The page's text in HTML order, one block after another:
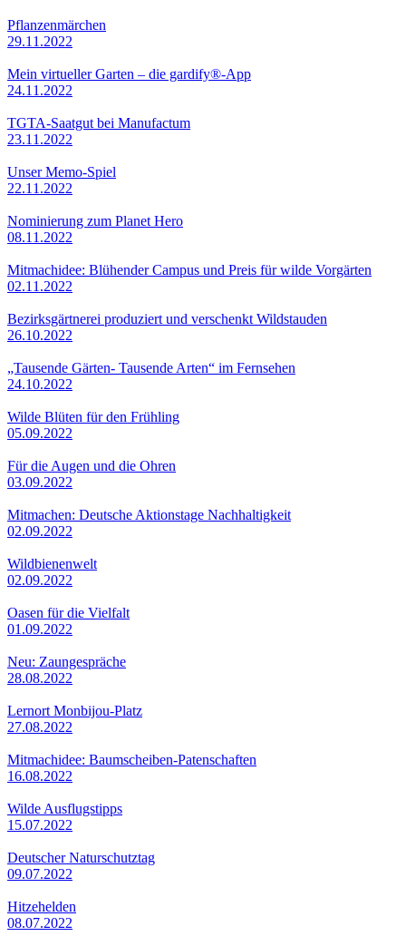
Pflanzenmärchen
29.11.2022
Mein virtueller Garten – die gardify®-App
24.11.2022
TGTA-Saatgut bei Manufactum
23.11.2022
Unser Memo-Spiel
22.11.2022
Nominierung zum Planet Hero
08.11.2022
Mitmachidee: Blühender Campus und Preis für wilde Vorgärten
02.11.2022
Bezirksgärtnerei produziert und verschenkt Wildstauden
26.10.2022
„Tausende Gärten- Tausende Arten“ im Fernsehen
24.10.2022
Wilde Blüten für den Frühling
05.09.2022
Für die Augen und die Ohren
03.09.2022
Mitmachen: Deutsche Aktionstage Nachhaltigkeit
02.09.2022
Wildbienenwelt
02.09.2022
Oasen für die Vielfalt
01.09.2022
Neu: Zaungespräche
28.08.2022
Lernort Monbijou-Platz
27.08.2022
Mitmachidee: Baumscheiben-Patenschaften
16.08.2022
Wilde Ausflugstipps
15.07.2022
Deutscher Naturschutztag
09.07.2022
Hitzehelden
08.07.2022